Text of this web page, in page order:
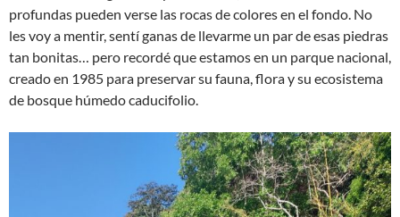
profundas pueden verse las rocas de colores en el fondo. No
les voy a mentir, sentí ganas de llevarme un par de esas piedras
tan bonitas… pero recordé que estamos en un parque nacional,
creado en 1985 para preservar su fauna, flora y su ecosistema
de bosque húmedo caducifolio.